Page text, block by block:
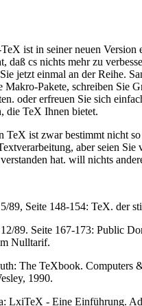
ist in seiner neuen Version
daß cs nichts mehr zu
jetzt einmal an der Reihe.
Makro-Pakete, schreiben Sie
oder erfreuen Sie sich
die TeX Ihnen bietet.
TeX ist zwar bestimmt nicht
aber seien Sie
hat. will nichts
89, Seite 148-154: TeX. der
89. Seite 167-173: Public
Nulltarif.
The TeXbook. Computers
1990.
LxiTeX - Eine Einführung.